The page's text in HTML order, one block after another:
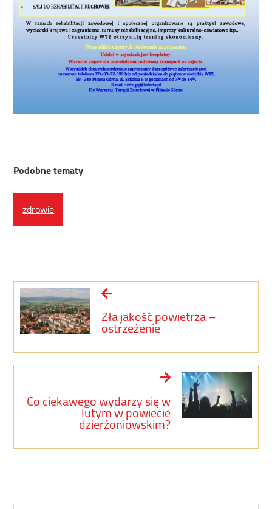
Podobne tematy
zdrowie
Zła jakość powietrza –
ostrzeżenie
Co ciekawego wydarzy się w
lutym w powiecie
dzierżoniowskim?